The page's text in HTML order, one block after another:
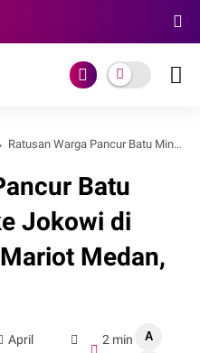
Ratusan Warga Pancur Batu Minta Keadilan ke Jokowi di Depan Hotel JW Mariot Medan, Ada Apa??
Batu
Jokowi di
Medan,
April
2 min
A